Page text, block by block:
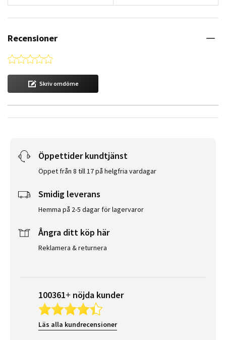
Recensioner
0.0 star rating
Skriv omdöme
Öppettider kundtjänst
Öppet från 8 till 17 på helgfria vardagar
Smidig leverans
Hemma på 2-5 dagar för lagervaror
Ångra ditt köp här
Reklamera & returnera
100361+ nöjda kunder
Läs alla kundrecensioner